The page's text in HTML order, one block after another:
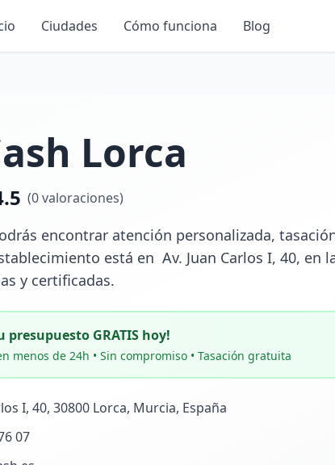
Ciudades Cómo funciona Blog
Lorca
(0valoraciones)
encontrar atención personalizada,
está en  Av. Juan Carlos I, 40,
y certificadas.
presupuesto GRATIS hoy!
menos de 24h • Sin compromiso • Tasación gratuita
I, 40, 30800 Lorca, Murcia, España
07